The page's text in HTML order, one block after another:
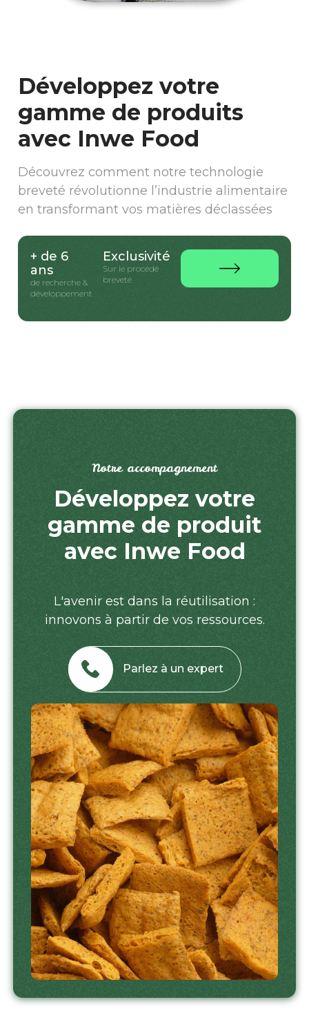
Développez votre
gamme de produits
avec Inwe Food
Découvrez comment notre technologie
breveté révolutionne l’industrie alimentaire
en transformant vos matières déclassées
+ de 6
ans
de recherche &
développement
Exclusivité
Sur le procédé
breveté
Notre accompagnement
Développez votre
gamme de produit
avec Inwe Food
L'avenir est dans la réutilisation :
innovons à partir de vos ressources.
Parlez à un expert